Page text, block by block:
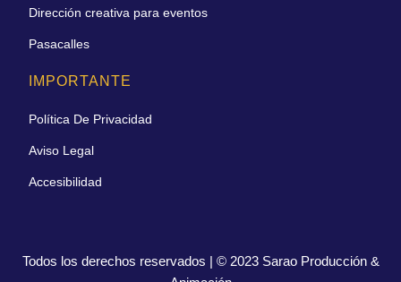
Dirección creativa para eventos
Pasacalles
IMPORTANTE
Política De Privacidad
Aviso Legal
Accesibilidad
Todos los derechos reservados | © 2023 Sarao Producción &